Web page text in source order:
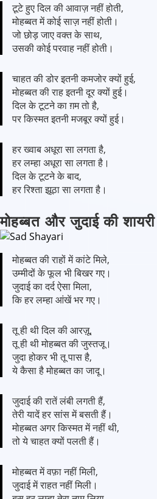
टूटे हुए दिल की आवाज़ नहीं होती,
मोहब्बत में कोई साज़ नहीं होती।
जो छोड़ जाए वक्त के साथ,
उसकी कोई परवाह नहीं होती।
चाहत की डोर इतनी कमजोर क्यों हुई,
मोहब्बत की राह इतनी दूर क्यों हुई।
दिल के टूटने का ग़म तो है,
पर किस्मत इतनी मजबूर क्यों हुई।
हर ख्वाब अधूरा सा लगता है,
हर लम्हा अधूरा सा लगता है।
दिल के टूटने के बाद,
हर रिश्ता झूठा सा लगता है।
मोहब्बत और जुदाई की शायरी
मोहब्बत की राहों में कांटे मिले,
उम्मीदों के फूल भी बिखर गए।
जुदाई का दर्द ऐसा मिला,
कि हर लम्हा आंखें भर गए।
तू ही थी दिल की आरज़ू,
तू ही थी मोहब्बत की जुस्तजू।
जुदा होकर भी तू पास है,
ये कैसा है मोहब्बत का जादू।
जुदाई की रातें लंबी लगती हैं,
तेरी यादें हर सांस में बसती हैं।
मोहब्बत अगर किस्मत में नहीं थी,
तो ये चाहत क्यों पलती हैं।
मोहब्बत में वफ़ा नहीं मिली,
जुदाई में राहत नहीं मिली।